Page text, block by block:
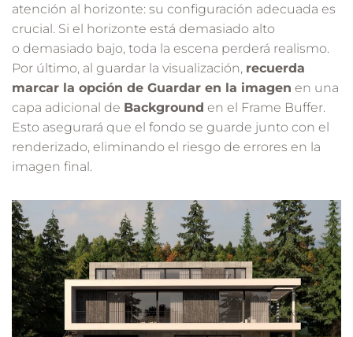
atención al horizonte: su configuración adecuada es
crucial. Si el horizonte está demasiado alto
o demasiado bajo, toda la escena perderá realismo.
Por último, al guardar la visualización, recuerda
marcar la opción de Guardar en la imagen en una
capa adicional de Background en el Frame Buffer.
Esto asegurará que el fondo se guarde junto con el
renderizado, eliminando el riesgo de errores en la
imagen final.